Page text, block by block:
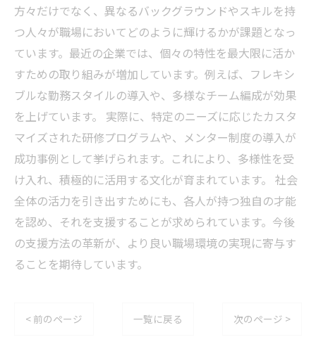
方々だけでなく、異なるバックグラウンドやスキルを持
つ人々が職場においてどのように輝けるかが課題となっ
ています。最近の企業では、個々の特性を最大限に活か
すための取り組みが増加しています。例えば、フレキシ
ブルな勤務スタイルの導入や、多様なチーム編成が効果
を上げています。 実際に、特定のニーズに応じたカスタ
マイズされた研修プログラムや、メンター制度の導入が
成功事例として挙げられます。これにより、多様性を受
け入れ、積極的に活用する文化が育まれています。 社会
全体の活力を引き出すためにも、各人が持つ独自の才能
を認め、それを支援することが求められています。今後
の支援方法の革新が、より良い職場環境の実現に寄与す
ることを期待しています。
< 前のページ 一覧に戻る 次のページ >